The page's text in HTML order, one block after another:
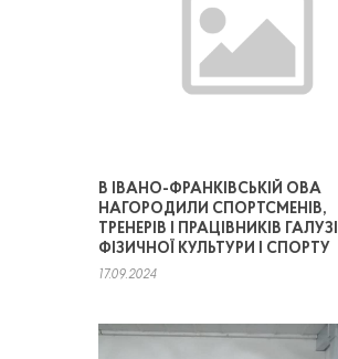
В ІВАНО-ФРАНКІВСЬКІЙ ОВА
НАГОРОДИЛИ СПОРТСМЕНІВ,
ТРЕНЕРІВ І ПРАЦІВНИКІВ ГАЛУЗІ
ФІЗИЧНОЇ КУЛЬТУРИ І СПОРТУ
17.09.2024